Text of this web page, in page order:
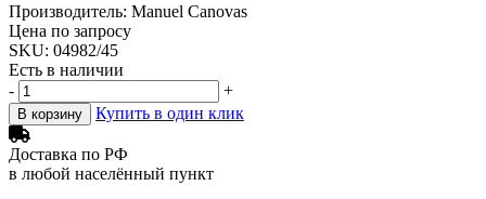
Производитель: Manuel Canovas
Цена по запросу
SKU: 04982/45
Есть в наличии
-
+
В корзину Купить в один клик
Доставка по РФ
в любой населённый пункт